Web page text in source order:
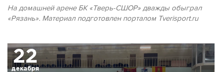
На домашней арене БК «Тверь-СШОР» дважды обыграл
«Рязань». Материал подготовлен порталом Tverisport.ru
22
декабря